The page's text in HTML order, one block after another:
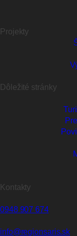
Projekty
Dôležité stránky
Kontakty
0948 907 674
info@regionsaris.sk